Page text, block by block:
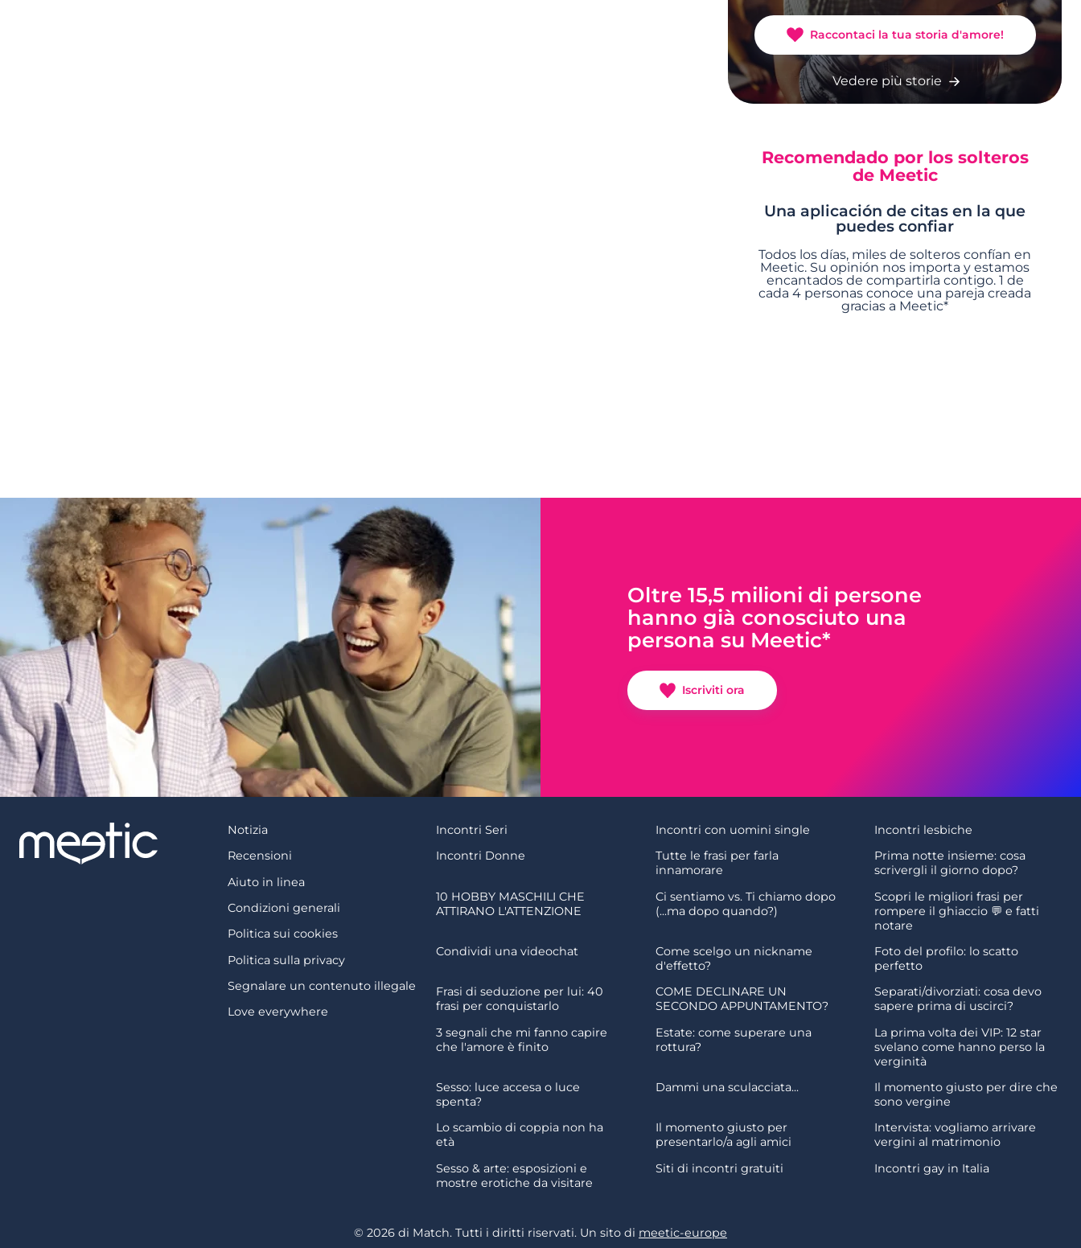
Raccontaci la tua storia d'amore!
Vedere più storie
Recomendado por los solteros
de Meetic
Una aplicación de citas en la que
puedes confiar
Todos los días, miles de solteros confían en
Meetic. Su opinión nos importa y estamos
encantados de compartirla contigo. 1 de
cada 4 personas conoce una pareja creada
gracias a Meetic*
Oltre 15,5 milioni di persone
hanno già conosciuto una
persona su Meetic*
Iscriviti ora
Notizia
Recensioni
Aiuto in linea
Condizioni generali
Politica sui cookies
Politica sulla privacy
Segnalare un contenuto illegale
Love everywhere
Incontri Seri Incontri con uomini single
Incontri lesbiche
Incontri Donne
Tutte le frasi per farla
innamorare
Prima notte insieme: cosa
scrivergli il giorno dopo?
10 HOBBY MASCHILI CHE
ATTIRANO L'ATTENZIONE
Ci sentiamo vs. Ti chiamo dopo
(...ma dopo quando?)
Scopri le migliori frasi per
rompere il ghiaccio 💬 e fatti
notare
Condividi una videochat
Come scelgo un nickname
d'effetto?
Foto del profilo: lo scatto
perfetto
Frasi di seduzione per lui: 40
frasi per conquistarlo
COME DECLINARE UN
SECONDO APPUNTAMENTO?
Separati/divorziati: cosa devo
sapere prima di uscirci?
3 segnali che mi fanno capire
che l'amore è finito
Estate: come superare una
rottura?
La prima volta dei VIP: 12 star
svelano come hanno perso la
verginità
Sesso: luce accesa o luce
spenta?
Dammi una sculacciata...
Il momento giusto per dire che
sono vergine
Lo scambio di coppia non ha
età
Il momento giusto per
presentarlo/a agli amici
Intervista: vogliamo arrivare
vergini al matrimonio
Sesso & arte: esposizioni e
mostre erotiche da visitare
Siti di incontri gratuiti Incontri gay in Italia
© 2026 di Match. Tutti i diritti riservati. Un sito di meetic-europe